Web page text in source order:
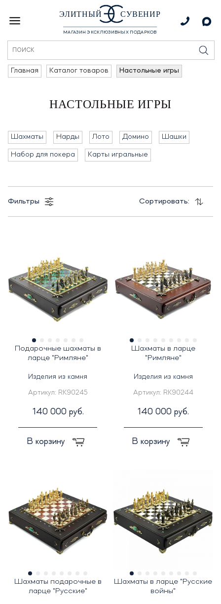
ЭЛИТНЫЙ СУВЕНИР
МАГАЗИН ЭКСКЛЮЗИВНЫХ ПОДАРКОВ
Главная Каталог товаров Настольные игры
НАСТОЛЬНЫЕ ИГРЫ
Шахматы Нарды Лото Домино Шашки
Набор для покера Карты игральные
Фильтры Сортировать:
Подарочные шахматы в
ларце "Римляне"
Изделия из камня
Артикул: RK90245
140 000 руб.
В корзину
Шахматы в ларце
"Римляне"
Изделия из камня
Артикул: RK90244
140 000 руб.
В корзину
Шахматы подарочные в
ларце "Русские"
Шахматы в ларце "Русские
войны"